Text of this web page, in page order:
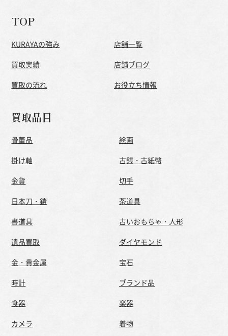
TOP
KURAYAの強み
買取実績
買取の流れ
店舗一覧
店舗ブログ
お役立ち情報
買取品目
骨董品
絵画
掛け軸
古銭・古紙幣
金貨
切手
日本刀・鎧
茶道具
書道具
古いおもちゃ・人形
遺品買取
ダイヤモンド
金・貴金属
宝石
時計
ブランド品
食器
楽器
カメラ
着物